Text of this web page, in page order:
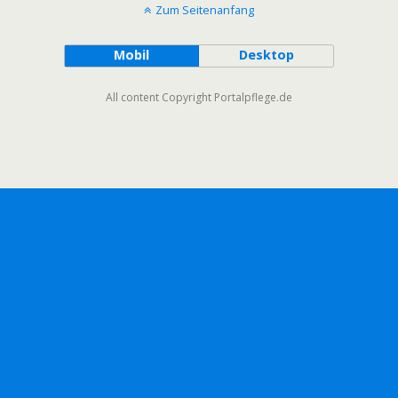
Zum Seitenanfang
Mobil Desktop
All content Copyright Portalpflege.de